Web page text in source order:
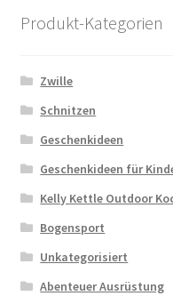
Produkt-Kategorien
Zwille
Schnitzen
Geschenkideen
Geschenkideen für
Kelly Kettle Outdoor
Bogensport
Unkategorisiert
Abenteuer Ausrüstung